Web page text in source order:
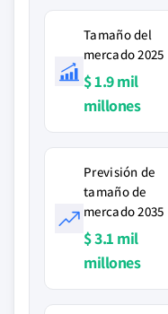
Tamaño del
mercado 2025
$ 1.9 mil
millones
Previsión de
tamaño de
mercado 2035
$ 3.1 mil
millones